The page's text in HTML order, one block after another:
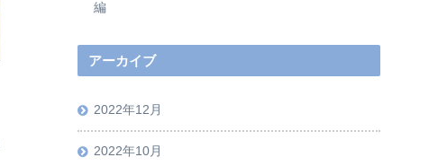
編
アーカイブ
2022年12月
2022年10月